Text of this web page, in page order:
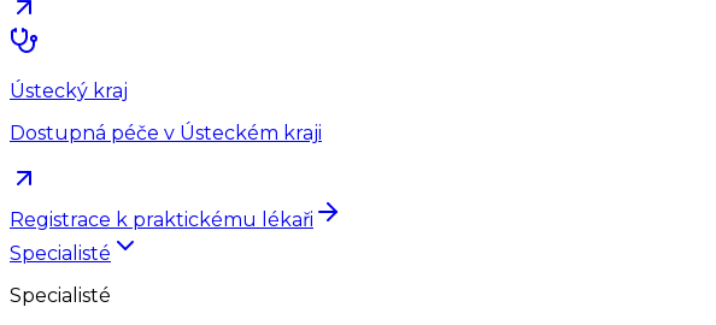
Ústecký kraj
Dostupná péče v Ústeckém kraji
Registrace k praktickému lékaři
Specialisté
Specialisté